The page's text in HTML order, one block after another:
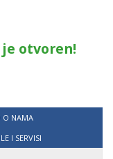
je otvoren!
O NAMA
I SERVISI